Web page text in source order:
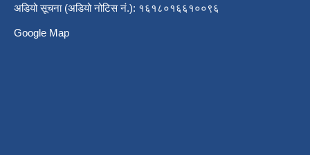
अडियो सूचना (अडियो नोटिस नं.): १६१८०१६६१००९६
Google Map